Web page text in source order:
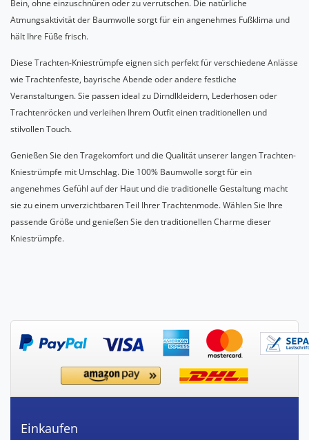
Bein, ohne einzuschnüren oder zu verrutschen. Die natürliche
Atmungsaktivität der Baumwolle sorgt für ein angenehmes Fußklima und
hält Ihre Füße frisch.
Diese Trachten-Kniestrümpfe eignen sich perfekt für verschiedene Anlässe
wie Trachtenfeste, bayrische Abende oder andere festliche
Veranstaltungen. Sie passen ideal zu Dirndlkleidern, Lederhosen oder
Trachtenröcken und verleihen Ihrem Outfit einen traditionellen und
stilvollen Touch.
Genießen Sie den Tragekomfort und die Qualität unserer langen Trachten-
Kniestrümpfe mit Umschlag. Die 100% Baumwolle sorgt für ein
angenehmes Gefühl auf der Haut und die traditionelle Gestaltung macht
sie zu einem unverzichtbaren Teil Ihrer Trachtenmode. Wählen Sie Ihre
passende Größe und genießen Sie den traditionellen Charme dieser
Kniestrümpfe.
Einkaufen